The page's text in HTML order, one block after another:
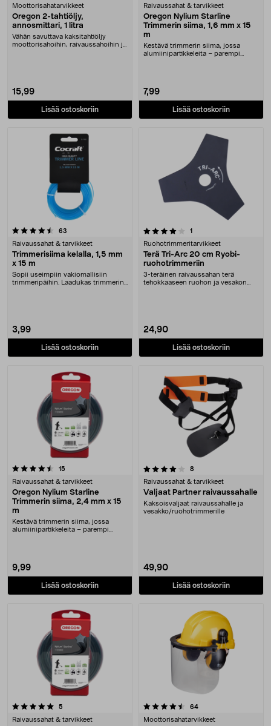
Moottorisahatarvikkeet
Oregon 2-tahtiöljy,
annosmittari, 1 litra
Vähän savuttava kaksitahtiöljy
moottorisahoihin, raivaussahoihin ja
15,99
Lisää ostoskoriin
Raivaussahat & tarvikkeet
Oregon Nylium Starline
Trimmerin siima, 1,6 mm x 15
m
Kestävä trimmerin siima, jossa
alumiinipartikkeleita – parempi
7,99
Lisää ostoskoriin
63
Raivaussahat & tarvikkeet
Trimmerisiima kelalla, 1,5 mm
x 15 m
Sopii useimpiin vakiomallisiin
trimmeripäihin. Laadukas trimmerin
3,99
Lisää ostoskoriin
4.0 viidestä tähdestä 1
Ruohotrimmeritarvikkeet
Terä Tri-Arc 20 cm Ryobi-
ruohotrimmeriin
3-teräinen raivaussahan terä
tehokkaaseen ruohon ja vesakon
24,90
Lisää ostoskoriin
15
Raivaussahat & tarvikkeet
Oregon Nylium Starline
Trimmerin siima, 2,4 mm x 15
m
Kestävä trimmerin siima, jossa
alumiinipartikkeleita – parempi
9,99
Lisää ostoskoriin
4.0 viidestä tähdestä 8
Raivaussahat & tarvikkeet
Valjaat Partner raivaussahalle
Kaksoisvaljaat raivaussahalle ja
vesakko/ruohotrimmerille
49,90
Lisää ostoskoriin
5
Raivaussahat & tarvikkeet
4.5 viidestä tähdestä 64arvostelut
Moottorisahatarvikkeet